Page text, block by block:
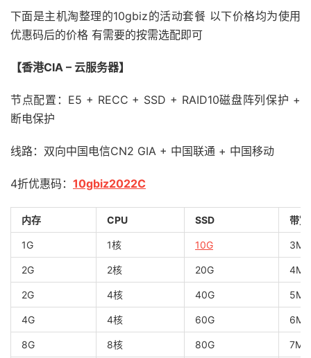
下面是主机淘整理的10gbiz的活动套餐 以下价格均为使用
优惠码后的价格 有需要的按需选配即可
【香港CIA – 云服务器】
节点配置：E5 + RECC + SSD + RAID10磁盘阵列保护 +
断电保护
线路：双向中国电信CN2 GIA + 中国联通 + 中国移动
4折优惠码： 10gbiz2022C
内存 CPU SSD 带宽
1G 1核 10G 3M
2G 2核 20G 4M
2G 4核 40G 5M
4G 4核 60G 6M
8G 8核 80G 7M